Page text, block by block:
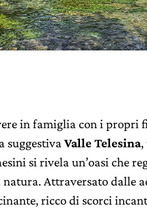
in famiglia con i propri
suggestiva Valle Telesina,
si rivela un’oasi che
Attraversato dalle
ricco di scorci